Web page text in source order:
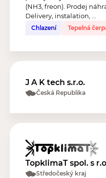
(NH3, freon). Prodej
Delivery, instalation, ...
Chlazení Tepelná
J A K tech s.r.o.
Česká Republika
TopklimaT spol. s
Středočeský kraj